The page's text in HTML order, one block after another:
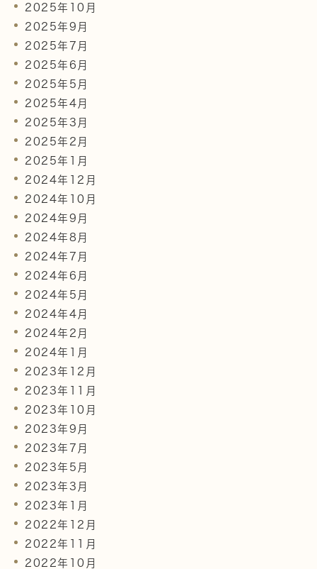
2025年10月
2025年9月
2025年7月
2025年6月
2025年5月
2025年4月
2025年3月
2025年2月
2025年1月
2024年12月
2024年10月
2024年9月
2024年8月
2024年7月
2024年6月
2024年5月
2024年4月
2024年2月
2024年1月
2023年12月
2023年11月
2023年10月
2023年9月
2023年7月
2023年5月
2023年3月
2023年1月
2022年12月
2022年11月
2022年10月